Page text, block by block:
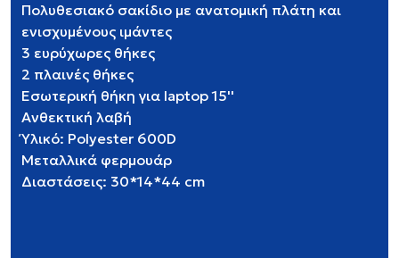
Πολυθεσιακό σακίδιο με ανατομική πλάτη και
ενισχυμένους ιμάντες
3 ευρύχωρες θήκες
2 πλαινές θήκες
Εσωτερική θήκη για laptop 15''
Ανθεκτική λαβή
Ύλικό: Polyester 600D
Μεταλλικά φερμουάρ
Διαστάσεις: 30*14*44 cm